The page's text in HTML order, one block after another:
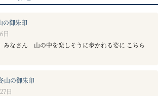
の御朱印
日
みなさん 山の中を楽しそうに歩かれる姿に こちら
山の御朱印
日